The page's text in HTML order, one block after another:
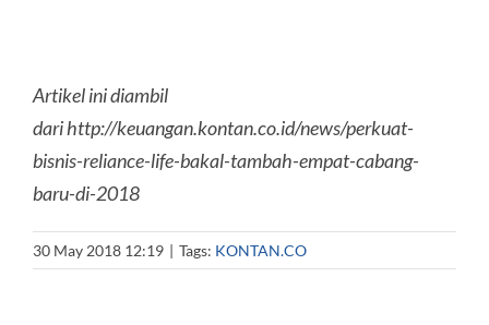
Artikel ini diambil
dari http://keuangan.kontan.co.id/news/perkuat-
bisnis-reliance-life-bakal-tambah-empat-cabang-
baru-di-2018
30 May 2018 12:19 | Tags: KONTAN.CO